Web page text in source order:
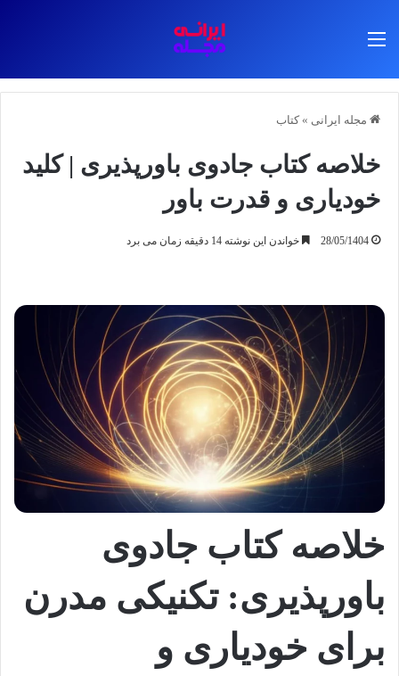
مجله ایرانی » کتاب
خلاصه کتاب جادوی باورپذیری | کلید
خودیاری و قدرت باور
28/05/1404 خواندن این نوشته 14 دقیقه زمان می برد
خلاصه کتاب جادوی
باورپذیری: تکنیکی مدرن
برای خودیاری و